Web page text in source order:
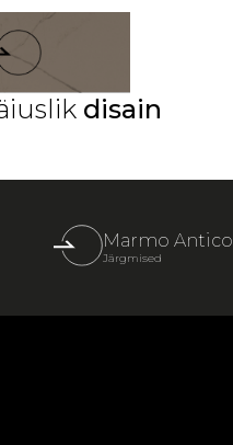
disain
Marmo Antico
Järgmised